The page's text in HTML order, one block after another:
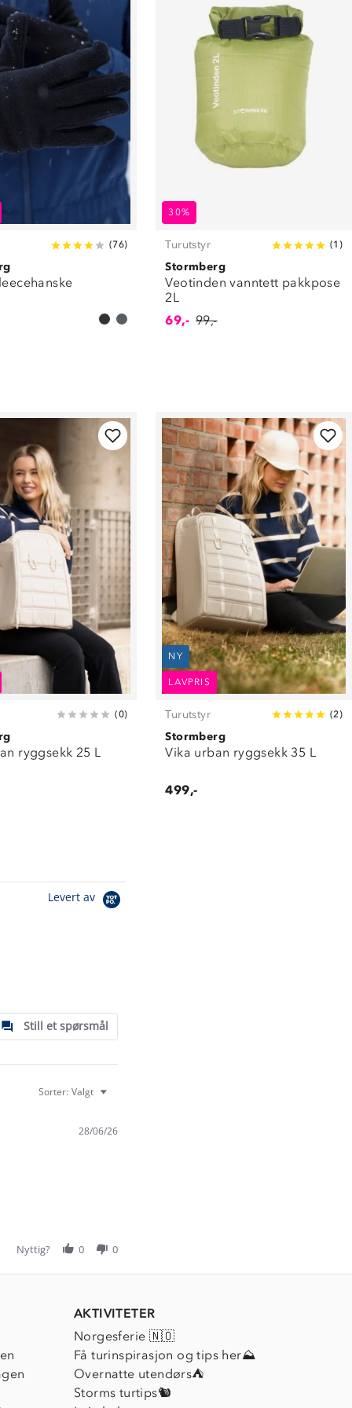
(76)
30%
Turutstyr (1 )
Stormberg
Veotinden vanntett pakkpose
2L
69,- 99,-
(0)
ryggsekk 25 L
NY
LAVPRIS
Turutstyr (2)
Stormberg
Vika urban ryggsekk 35 L
499,-
Levert av
Still et spørsmål
Sorter: Valgt
28/06/26
Nyttig? 0 0
AKTIVITETER
Norgesferie 🇳🇴
Få turinspirasjon og tips her⛰
Overnatte utendørs⛺
Storms turtips🐿️